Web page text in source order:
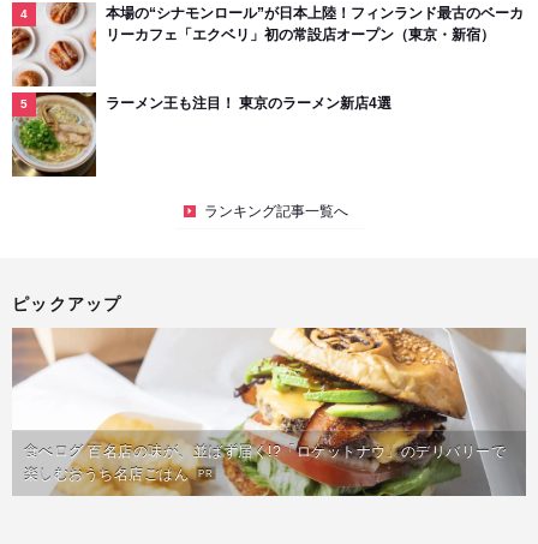
本場の“シナモンロール”が日本上陸！フィンランド最古のベーカ
リーカフェ「エクベリ」初の常設店オープン（東京・新宿）
ラーメン王も注目！ 東京のラーメン新店4選
ランキング記事一覧へ
ピックアップ
食べログ 百名店の味が、並ばず届く!?「ロケットナウ」のデリバリーで
楽しむおうち名店ごはん PR